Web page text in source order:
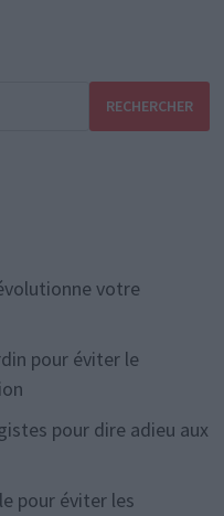
RECHERCHER
votre
pour éviter le
pour dire adieu aux
pour éviter les